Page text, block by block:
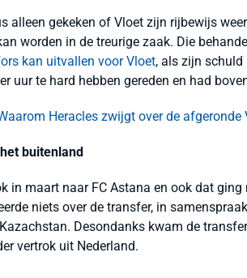
alleen gekeken of Vloet zijn rijbewijs
worden in de treurige zaak. Die
kan uitvallen voor Vloet, als zijn schuld
uur te hard hebben gereden en had
Heracles zwijgt over de afgeronde
buitenland
in maart naar FC Astana en ook dat
niets over de transfer, in
Desondanks kwam de
vertrok uit Nederland.